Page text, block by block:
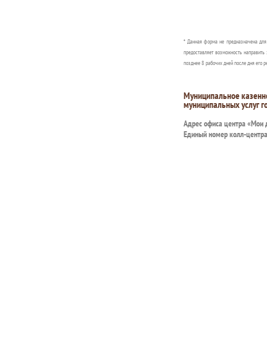
* Данная форма не предназначена
предоставляет возможность
позднее 8 рабочих дней после дня его
Муниципальное
муниципальных услуг
Адрес офиса центра «Мои
Единый номер колл-